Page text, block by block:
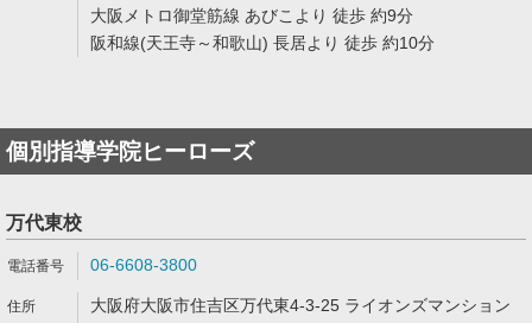
大阪メトロ御堂筋線 あびこより 徒歩 約9分
阪和線(天王寺～和歌山) 長居より 徒歩 約10分
個別指導学院ヒーローズ
万代東校
06-6608-3800
大阪府大阪市住吉区万代東4-3-25 ライオンズマンション